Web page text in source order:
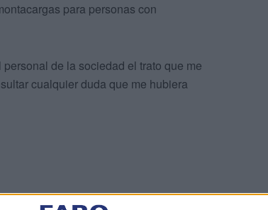
para personas con
de la sociedad el trato que me
cualquier duda que me hubiera